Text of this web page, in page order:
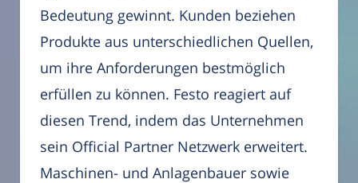
Bedeutung gewinnt. Kunden beziehen
Produkte aus unterschiedlichen Quellen,
um ihre Anforderungen bestmöglich
erfüllen zu können. Festo reagiert auf
diesen Trend, indem das Unternehmen
sein Official Partner Netzwerk erweitert.
Maschinen- und Anlagenbauer sowie